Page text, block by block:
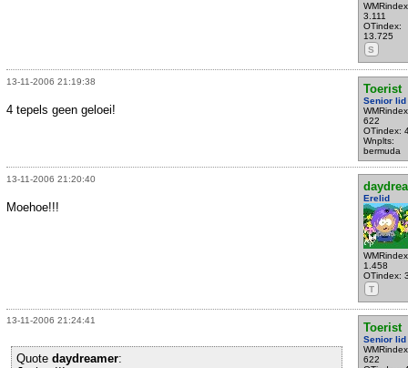
3.111
OTindex:
13.725
S
13-11-2006 21:19:38
Toerist
Senior lid
622
OTindex:
Wnplts:
bermuda
4 tepels geen geloei!
13-11-2006 21:20:40
Erelid
1.458
OTindex:
T
Moehoe!!!
13-11-2006 21:24:41
Toerist
Senior lid
622
Quote daydreamer: